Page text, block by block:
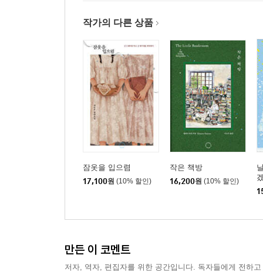
작가의 다른 상품
잠옷을 입으렴
17,100원 (10% 할인)
작은 책방
16,200원 (10% 할인)
만든 이 코멘트
저자, 역자, 편집자를 위한 공간입니다. 독자들에게 전하